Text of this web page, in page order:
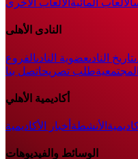
الألعاب المائية الألعاب الأخرى
النادى الأهلى
تاريخ النادىعضوية النادىالفروع
طلب تصريحاتصل بنا
أكاديمية الأهلي
الأنشطة أخبار الأكاديمية
الوسائط والفيديوهات